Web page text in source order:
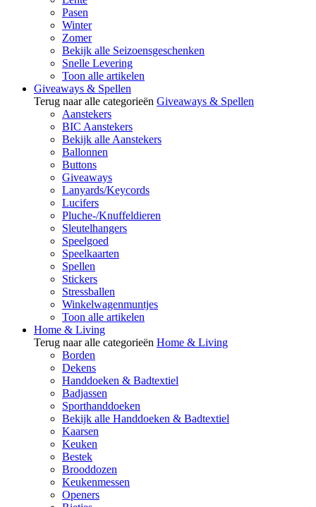
Pasen
Winter
Zomer
Bekijk alle Seizoensgeschenken
Snelle Levering
Toon alle artikelen
Giveaways & Spellen
Terug naar alle categorieën Giveaways & Spellen
Aanstekers
BIC Aanstekers
Bekijk alle Aanstekers
Ballonnen
Buttons
Giveaways
Lanyards/Keycords
Lucifers
Pluche-/Knuffeldieren
Sleutelhangers
Speelgoed
Speelkaarten
Spellen
Stickers
Stressballen
Winkelwagenmuntjes
Toon alle artikelen
Home & Living
Terug naar alle categorieën Home & Living
Borden
Dekens
Handdoeken & Badtextiel
Badjassen
Sporthanddoeken
Bekijk alle Handdoeken & Badtextiel
Kaarsen
Keuken
Bestek
Brooddozen
Keukenmessen
Openers